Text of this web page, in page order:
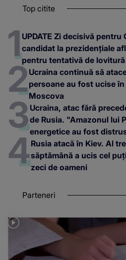
Top citite
UPDATE Zi decisivă
candidat la prezidențiale
pentru tentativă de
Ucraina continuă să
persoane au fost ucise
Moscova
Ucraina, atac fără
de Rusia. "Amazonul lui
energetice au fost
Rusia atacă în Kiev. Al
săptămână a ucis cel
zeci de oameni
Parteneri